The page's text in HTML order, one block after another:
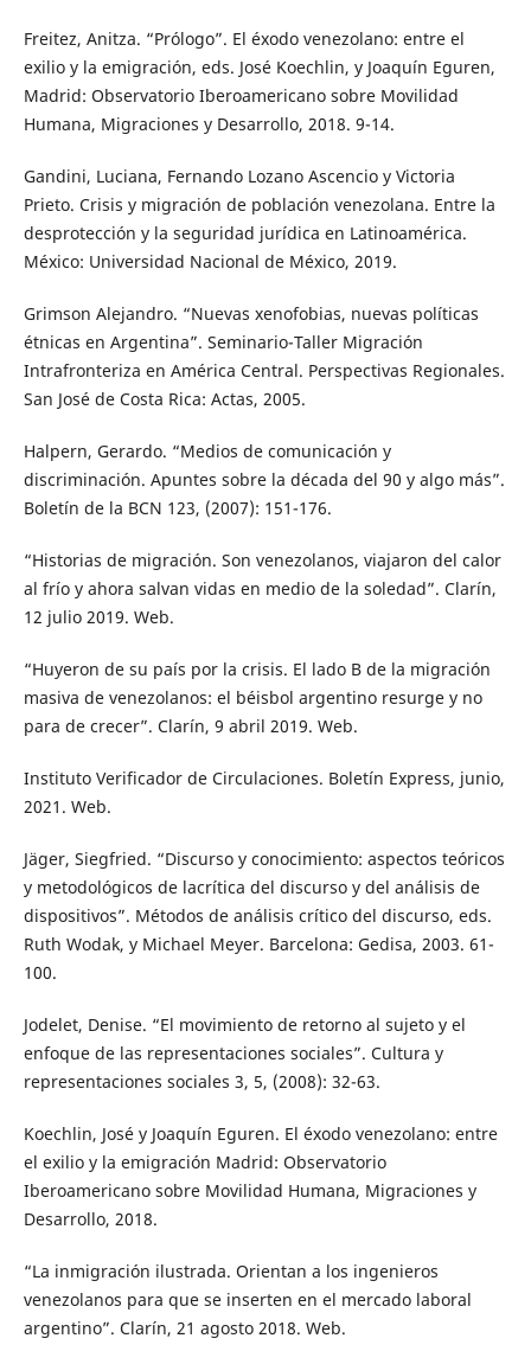
Freitez, Anitza. “Prólogo”. El éxodo venezolano: entre el
exilio y la emigración, eds. José Koechlin, y Joaquín Eguren,
Madrid: Observatorio Iberoamericano sobre Movilidad
Humana, Migraciones y Desarrollo, 2018. 9-14.
Gandini, Luciana, Fernando Lozano Ascencio y Victoria
Prieto. Crisis y migración de población venezolana. Entre la
desprotección y la seguridad jurídica en Latinoamérica.
México: Universidad Nacional de México, 2019.
Grimson Alejandro. “Nuevas xenofobias, nuevas políticas
étnicas en Argentina”. Seminario-Taller Migración
Intrafronteriza en América Central. Perspectivas Regionales.
San José de Costa Rica: Actas, 2005.
Halpern, Gerardo. “Medios de comunicación y
discriminación. Apuntes sobre la década del 90 y algo más”.
Boletín de la BCN 123, (2007): 151-176.
“Historias de migración. Son venezolanos, viajaron del calor
al frío y ahora salvan vidas en medio de la soledad”. Clarín,
12 julio 2019. Web.
“Huyeron de su país por la crisis. El lado B de la migración
masiva de venezolanos: el béisbol argentino resurge y no
para de crecer”. Clarín, 9 abril 2019. Web.
Instituto Verificador de Circulaciones. Boletín Express, junio,
2021. Web.
Jäger, Siegfried. “Discurso y conocimiento: aspectos teóricos
y metodológicos de lacrítica del discurso y del análisis de
dispositivos”. Métodos de análisis crítico del discurso, eds.
Ruth Wodak, y Michael Meyer. Barcelona: Gedisa, 2003. 61-
100.
Jodelet, Denise. “El movimiento de retorno al sujeto y el
enfoque de las representaciones sociales”. Cultura y
representaciones sociales 3, 5, (2008): 32-63.
Koechlin, José y Joaquín Eguren. El éxodo venezolano: entre
el exilio y la emigración Madrid: Observatorio
Iberoamericano sobre Movilidad Humana, Migraciones y
Desarrollo, 2018.
“La inmigración ilustrada. Orientan a los ingenieros
venezolanos para que se inserten en el mercado laboral
argentino”. Clarín, 21 agosto 2018. Web.